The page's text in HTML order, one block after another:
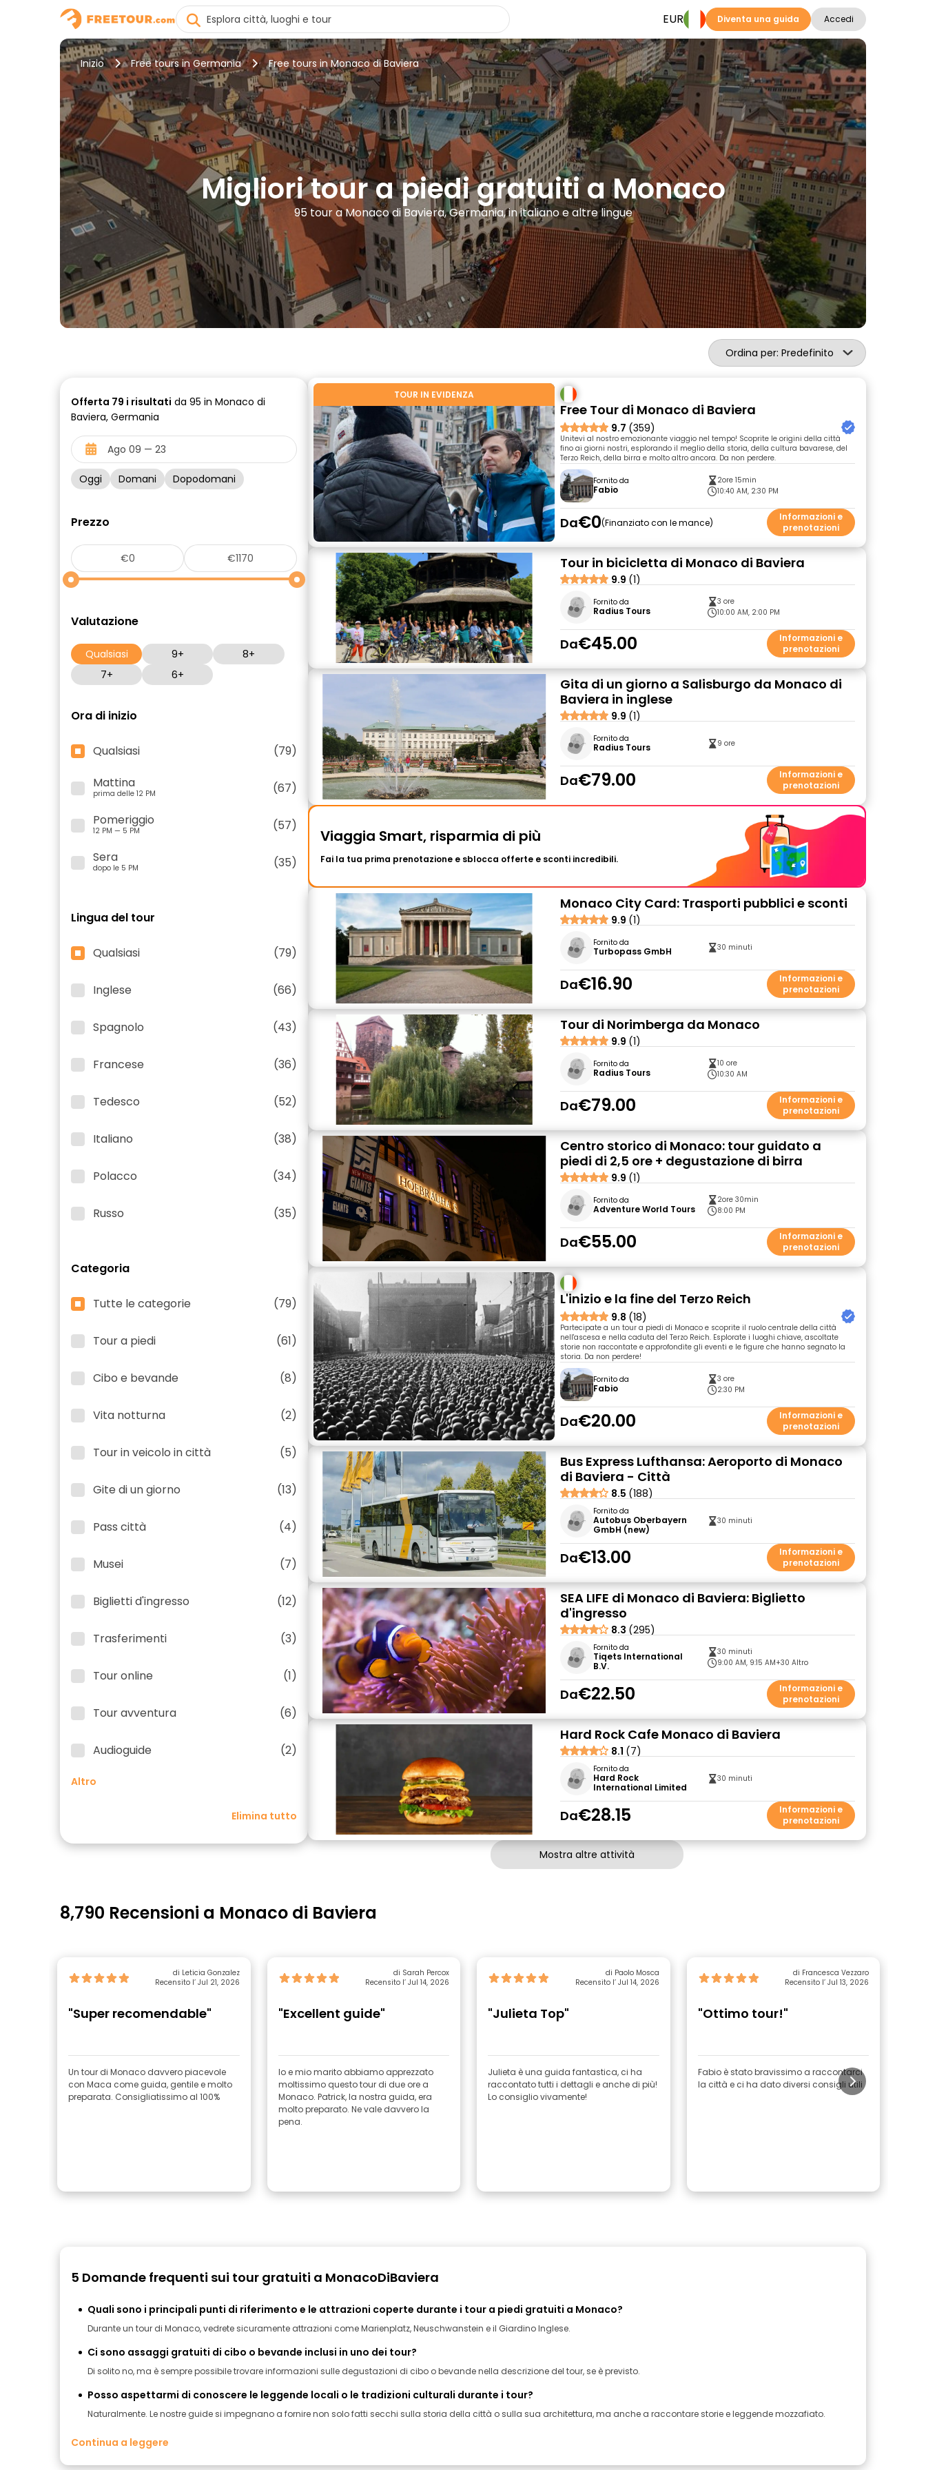
EUR Diventa una guida Accedi
Inizio Free tours in Germania Free tours in Monaco di Baviera
Migliori tour a piedi gratuiti a Monaco
95 tour a Monaco di Baviera, Germania, in italiano e altre lingue
Ordina per: Predefinito
Offerta 79 i risultati da 95 in Monaco di
Baviera, Germania
Oggi Domani Dopodomani
Prezzo
Valutazione
Qualsiasi 9+
8+
7+
6+
Ora di inizio
Qualsiasi
(79)
Mattina
prima delle 12 PM
(67)
Pomeriggio
12 PM — 5 PM
(57)
Sera
dopo le 5 PM (35)
Lingua del tour
Qualsiasi (79)
Inglese (66)
Spagnolo (43)
Francese (36)
Tedesco (52)
Italiano (38)
Polacco (34)
Russo (35)
Categoria
Tutte le categorie (79)
Tour a piedi (61)
Cibo e bevande (8)
Vita notturna (2)
Tour in veicolo in città (5)
Gite di un giorno (13)
Pass città (4)
Musei (7)
Biglietti d'ingresso (12)
Trasferimenti (3)
Tour online (1)
Tour avventura (6)
Audioguide (2)
Altro
Elimina tutto
TOUR IN EVIDENZA
Free Tour di Monaco di Baviera
9.7 (359)
Unitevi al nostro emozionante viaggio nel tempo! Scoprite le origini della città
fino ai giorni nostri, esplorando il meglio della storia, della cultura bavarese, del
Terzo Reich, della birra e molto altro ancora. Da non perdere.
Fornito da
Fabio
2ore 15min
10:40 AM, 2:30 PM
Da€0 Finanziato con le mance
Informazioni e
prenotazioni
Tour in bicicletta di Monaco di Baviera
9.9 (1)
Fornito da
Radius Tours
3 ore
10:00 AM, 2:00 PM
Da€45.00
Informazioni e
prenotazioni
Gita di un giorno a Salisburgo da Monaco di
Baviera in inglese
9.9 (1)
Fornito da
Radius Tours 9 ore
Da€79.00
Informazioni e
prenotazioni
Viaggia Smart, risparmia di più
Fai la tua prima prenotazione e sblocca offerte e sconti incredibili.
Monaco City Card: Trasporti pubblici e sconti
9.9 (1)
Fornito da
Turbopass GmbH 30 minuti
Da€16.90
Informazioni e
prenotazioni
Tour di Norimberga da Monaco
9.9 (1)
Fornito da
Radius Tours
10 ore
10:30 AM
Da€79.00
Informazioni e
prenotazioni
Centro storico di Monaco: tour guidato a
piedi di 2,5 ore + degustazione di birra
9.9 (1)
Fornito da
Adventure World Tours
2ore 30min
8:00 PM
Da€55.00
Informazioni e
prenotazioni
L'inizio e la fine del Terzo Reich
9.8 (18)
Partecipate a un tour a piedi di Monaco e scoprite il ruolo centrale della città
nell'ascesa e nella caduta del Terzo Reich. Esplorate i luoghi chiave, ascoltate
storie non raccontate e approfondite gli eventi e le figure che hanno segnato la
storia. Da non perdere!
Fornito da
Fabio
3 ore
2:30 PM
Da€20.00
Informazioni e
prenotazioni
Bus Express Lufthansa: Aeroporto di Monaco
di Baviera - Città
8.5 (188)
Fornito da
Autobus Oberbayern
GmbH (new)
30 minuti
Da€13.00
Informazioni e
prenotazioni
SEA LIFE di Monaco di Baviera: Biglietto
d'ingresso
8.3 (295)
Fornito da
Tiqets International
B.V.
30 minuti
9:00 AM, 9:15 AM+30 Altro
Da€22.50
Informazioni e
prenotazioni
Hard Rock Cafe Monaco di Baviera
8.1 (7)
Fornito da
Hard Rock
International Limited
30 minuti
Da€28.15
Informazioni e
prenotazioni
Mostra altre attività
8,790 Recensioni a Monaco di Baviera
di Leticia Gonzalez
Recensito l’ Jul 21, 2026
"Super recomendable"
Un tour di Monaco davvero piacevole
con Maca come guida, gentile e molto
preparata. Consigliatissimo al 100%
di Sarah Percox
Recensito l’ Jul 14, 2026
"Excellent guide"
Io e mio marito abbiamo apprezzato
moltissimo questo tour di due ore a
Monaco. Patrick, la nostra guida, era
molto preparato. Ne vale davvero la
pena.
di Paolo Mosca
Recensito l’ Jul 14, 2026
"Julieta Top"
Julieta è una guida fantastica, ci ha
raccontato tutti i dettagli e anche di più!
Lo consiglio vivamente!
di Francesca Vezzaro
Recensito l’ Jul 13, 2026
"Ottimo tour!"
Fabio è stato bravissimo a raccontarci
la città e ci ha dato diversi consigli utili
5 Domande frequenti sui tour gratuiti a MonacoDiBaviera
Quali sono i principali punti di riferimento e le attrazioni coperte durante i tour a piedi gratuiti a Monaco?
Durante un tour di Monaco, vedrete sicuramente attrazioni come Marienplatz, Neuschwanstein e il Giardino Inglese.
Ci sono assaggi gratuiti di cibo o bevande inclusi in uno dei tour?
Di solito no, ma è sempre possibile trovare informazioni sulle degustazioni di cibo o bevande nella descrizione del tour, se è previsto.
Posso aspettarmi di conoscere le leggende locali o le tradizioni culturali durante i tour?
Naturalmente. Le nostre guide si impegnano a fornire non solo fatti secchi sulla storia della città o sulla sua architettura, ma anche a raccontare storie e leggende mozzafiato.
Continua a leggere